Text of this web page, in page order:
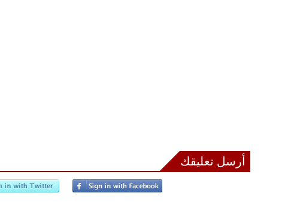
أرسل تعليقك